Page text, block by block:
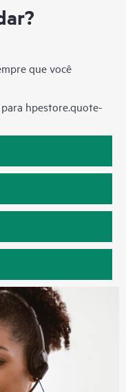
que você
hpestore.quote-